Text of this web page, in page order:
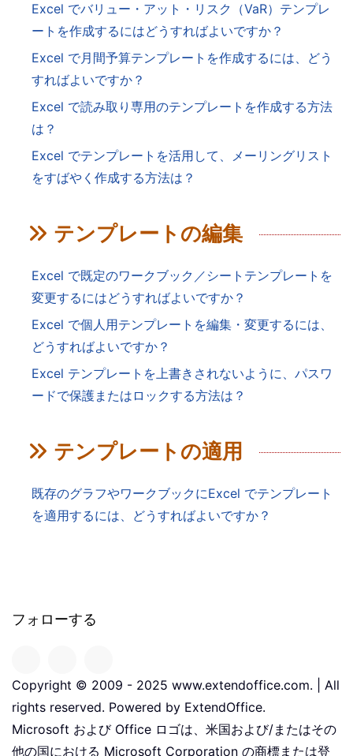
Excel でバリュー・アット・リスク（VaR）テンプレ
ートを作成するにはどうすればよいですか？
Excel で月間予算テンプレートを作成するには、どう
すればよいですか？
Excel で読み取り専用のテンプレートを作成する方法
は？
Excel でテンプレートを活用して、メーリングリスト
をすばやく作成する方法は？
テンプレートの編集
Excel で既定のワークブック／シートテンプレートを
変更するにはどうすればよいですか？
Excel で個人用テンプレートを編集・変更するには、
どうすればよいですか？
Excel テンプレートを上書きされないように、パスワ
ードで保護またはロックする方法は？
テンプレートの適用
既存のグラフやワークブックにExcel でテンプレート
を適用するには、どうすればよいですか？
フォローする
Copyright © 2009 - 2025 www.extendoffice.com. | All
rights reserved. Powered by ExtendOffice.
Microsoft および Office ロゴは、米国および/またはその
他の国における Microsoft Corporation の商標または登